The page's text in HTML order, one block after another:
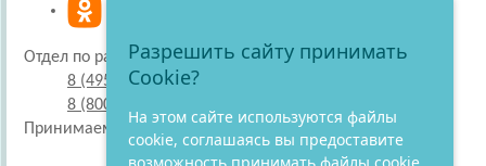
Отдел по работе с покупателями
8 (495) 220-51-30
8 (800) 707-27-19
Принимаем к оплате
Разрешить сайту принимать
Cookie?
На этом сайте используются файлы
cookie, соглашаясь вы предоставите